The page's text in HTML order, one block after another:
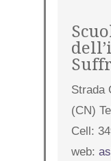
Strada
(CN)
Cell:
web: